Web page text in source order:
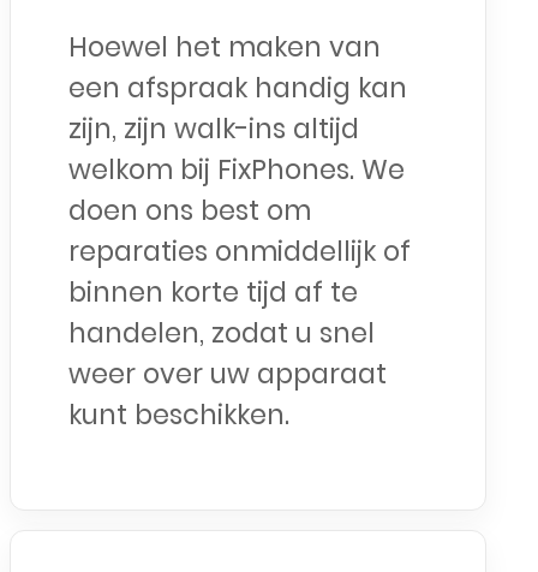
Hoewel het maken van
een afspraak handig kan
zijn, zijn walk-ins altijd
welkom bij FixPhones. We
doen ons best om
reparaties onmiddellijk of
binnen korte tijd af te
handelen, zodat u snel
weer over uw apparaat
kunt beschikken.